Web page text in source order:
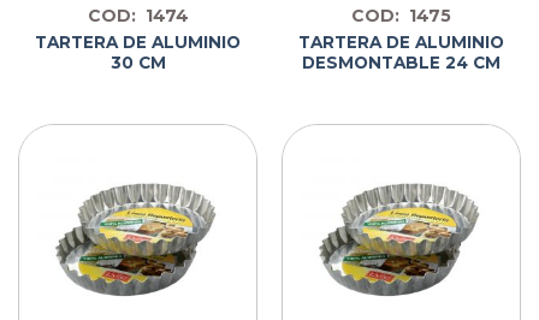
COD: 1474
TARTERA DE ALUMINIO
30 CM
COD: 1475
TARTERA DE ALUMINIO
DESMONTABLE 24 CM